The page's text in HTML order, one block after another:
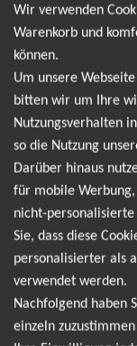
kompletten Betrag
einen neuen
Mindestbestellwert
Eine
Bestelleingang ist
9. Wie werden
Ihre Tickets
Gelegentlich
(Einschreiben)
schnellsten und
während des
Ihre Tickets
Wir verwenden
Warenkorb und
können.
Um unsere
bitten wir um Ihre
Nutzungsverhalten
so die Nutzung
Darüber hinaus
für mobile
nicht-
Sie, dass diese
personalisierter als
verwendet werden.
Nachfolgend haben
einzeln